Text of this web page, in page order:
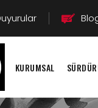
KURUMSAL